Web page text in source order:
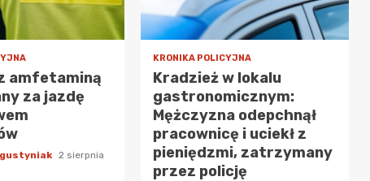
amfetaminą
za jazdę
2 sierpnia
KRONIKA POLICYJNA
Kradzież w lokalu
gastronomicznym:
Mężczyzna odepchnął
pracownicę i uciekł z
pieniędzmi, zatrzymany
przez policję